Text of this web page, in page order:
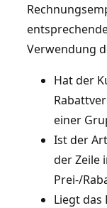
Verwendung
Hat der
einer
Ist der
der Zeile
Prei-/
Liegt